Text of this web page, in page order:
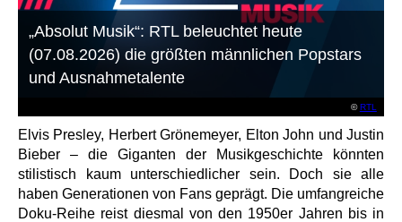
©RTL
„Absolut Musik“: RTL beleuchtet heute
(07.08.2026) die größten männlichen Popstars
und Ausnahmetalente
Elvis Presley, Herbert Grönemeyer, Elton John und Justin
Bieber – die Giganten der Musikgeschichte könnten
stilistisch kaum unterschiedlicher sein. Doch sie alle
haben Generationen von Fans geprägt. Die umfangreiche
Doku-Reihe reist diesmal von den 1950er Jahren bis in